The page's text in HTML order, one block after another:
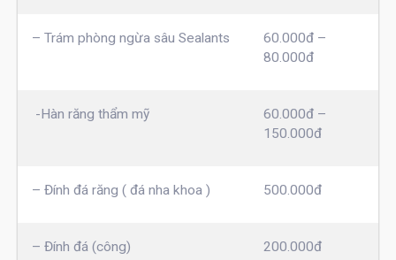
– Trám phòng ngừa sâu Sealants
60.000đ –
80.000đ
-Hàn răng thẩm mỹ
60.000đ –
150.000đ
– Đính đá răng ( đá nha khoa ) 500.000đ
– Đính đá (công) 200.000đ